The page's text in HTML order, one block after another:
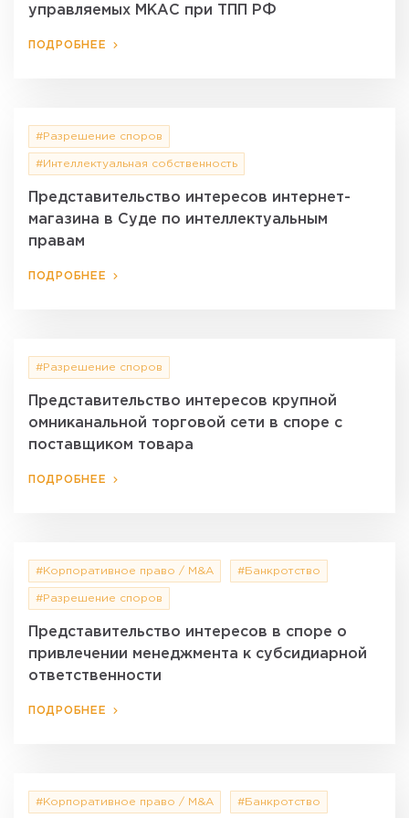
управляемых МКАС при ТПП РФ
ПОДРОБНЕЕ
#Разрешение споров
#Интеллектуальная собственность
Представительство интересов интернет-
магазина в Суде по интеллектуальным
правам
ПОДРОБНЕЕ
#Разрешение споров
Представительство интересов крупной
омниканальной торговой сети в споре с
поставщиком товара
ПОДРОБНЕЕ
#Корпоративное право / M&A #Банкротство
#Разрешение споров
Представительство интересов в споре о
привлечении менеджмента к субсидиарной
ответственности
ПОДРОБНЕЕ
#Корпоративное право / M&A #Банкротство